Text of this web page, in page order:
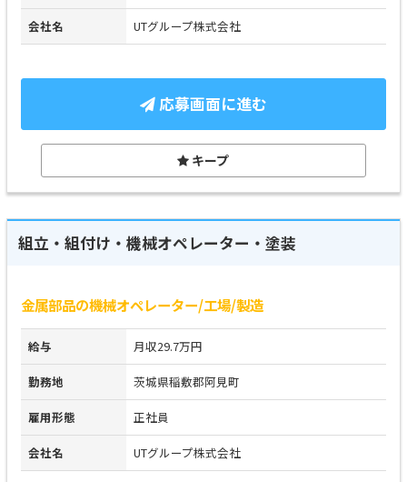
会社名 UTグループ株式会社
応募画面に進む
キープ
組立・組付け・機械オペレーター・塗装
金属部品の機械オペレーター/工場/製造
給与 月収29.7万円
勤務地 茨城県稲敷郡阿見町
雇用形態 正社員
会社名 UTグループ株式会社